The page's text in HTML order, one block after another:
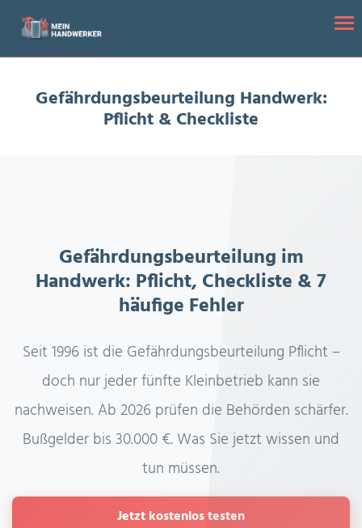
Startseite
Gefährdungsbeurteilung Handwerk:
Pflicht & Checkliste
Gefährdungsbeurteilung im
Handwerk: Pflicht, Checkliste & 7
häufige Fehler
Seit 1996 ist die Gefährdungsbeurteilung Pflicht –
doch nur jeder fünfte Kleinbetrieb kann sie
nachweisen. Ab 2026 prüfen die Behörden schärfer.
Bußgelder bis 30.000 €. Was Sie jetzt wissen und
tun müssen.
Jetzt kostenlos testen